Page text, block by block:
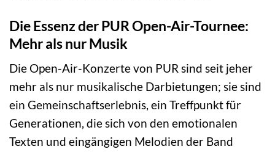
Die Essenz der PUR Open-Air-Tournee:
Mehr als nur Musik
Die Open-Air-Konzerte von PUR sind seit jeher
mehr als nur musikalische Darbietungen; sie sind
ein Gemeinschaftserlebnis, ein Treffpunkt für
Generationen, die sich von den emotionalen
Texten und eingängigen Melodien der Band